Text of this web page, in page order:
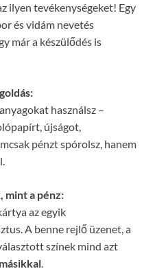
ilyen tevékenységeket! Egy
és vidám nevetés
már a készülődés is
használsz –
újságot,
pénzt spórolsz, hanem
mint a pénz:
az egyik
A benne rejlő üzenet, a
színek mind azt
.